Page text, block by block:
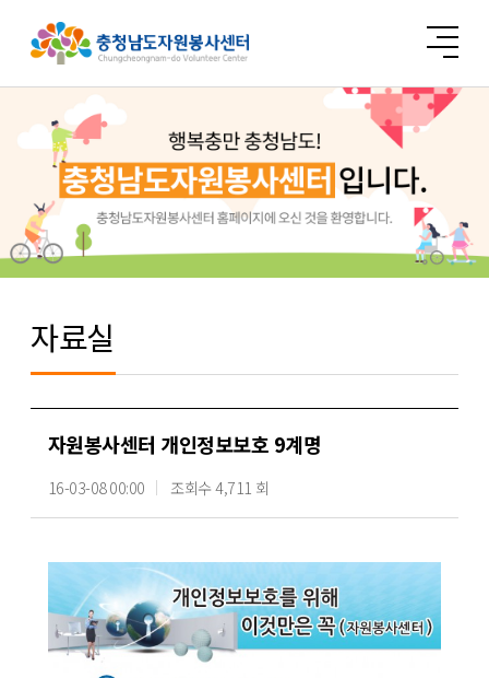
자료실
자원봉사센터 개인정보보호 9계명
16-03-08 00:00 조회수 4,711 회